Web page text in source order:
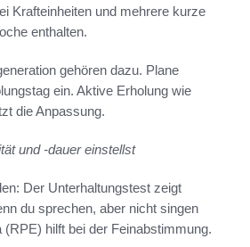
Krafteinheiten und mehrere kurze
enthalten.
gehören dazu. Plane
ein. Aktive Erholung wie
die Anpassung.
und -dauer einstellst
Der Unterhaltungstest zeigt
du sprechen, aber nicht singen
hilft bei der Feinabstimmung.